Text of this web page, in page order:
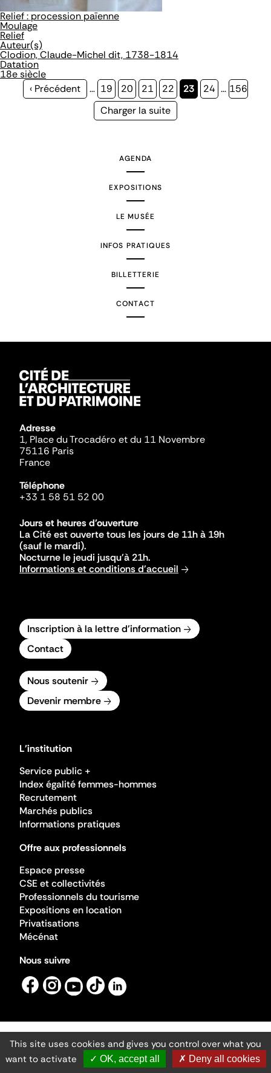
Relief : procession païenne
Moulage
Relief
Auteur(s)
Clodion, Claude-Michel dit, 1738-1814
Datation
18e siècle
Page
‹ Précédent … Page
19 Page
20 Page
21 Page
22
Page
23 Page
24 … Page
156
Page
Charger la suite
AGENDA
EXPOSITIONS
LE MUSÉE
INFOS PRATIQUES
BILLETTERIE
CONTACT
Adresse
1, Place du Trocadéro et du 11 Novembre
75116 Paris
France
Téléphone
+33 1 58 51 52 00
Jours et heures d'ouverture
La Cité est ouverte tous les jours de 11h à 19h
(sauf le mardi).
Nocturne le jeudi jusqu'à 21h.
Informations et conditions d'accueil
Inscription à la lettre d'information
Contact
Nous soutenir
Devenir membre
L'institution
Service public +
Index égalité femmes-hommes
Recrutement
Marchés publics
Informations pratiques
Offre aux professionnels
Espace presse
CSE et collectivités
Professionnels du tourisme
Expositions en location
Privatisations
Mécénat
Nous suivre
Mentions légales
Gestion des cookies
Accessibilité numérique
Ministère de la Culture ©2026
This site uses cookies and gives you control over what you
want to activate
✓ OK, accept all ✗ Deny all cookies